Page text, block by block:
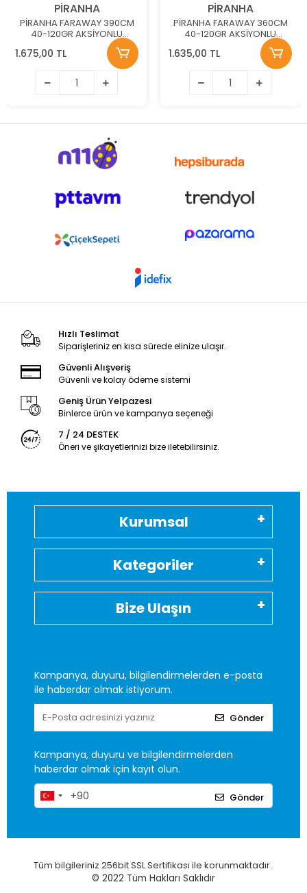
PİRANHA
PİRANHA FARAWAY 390CM
40-120GR AKSİYONLU
SARGILI BONCUK KARBON
OLTA KAMIŞI
1.675,00 TL
PİRANHA
PİRANHA FARAWAY 360CM
40-120GR AKSİYONLU
SARGILI BONCUK KARBON
OLTA KAMIŞI
1.635,00 TL
Hızlı Teslimat
Siparişleriniz en kısa sürede elinize ulaşır.
Güvenli Alışveriş
Güvenli ve kolay ödeme sistemi
Geniş Ürün Yelpazesi
Binlerce ürün ve kampanya seçeneği
7 / 24 DESTEK
Öneri ve şikayetlerinizi bize iletebilirsiniz.
Kurumsal
Kategoriler
Bize Ulaşın
Kampanya, duyuru, bilgilendirmelerden e-posta
ile haberdar olmak istiyorum.
Gönder
Kampanya, duyuru ve bilgilendirmelerden
haberdar olmak için kayıt olun.
Gönder
Tüm bilgileriniz 256bit SSL Sertifikası ile korunmaktadır.
© 2022 Tüm Hakları Saklıdır